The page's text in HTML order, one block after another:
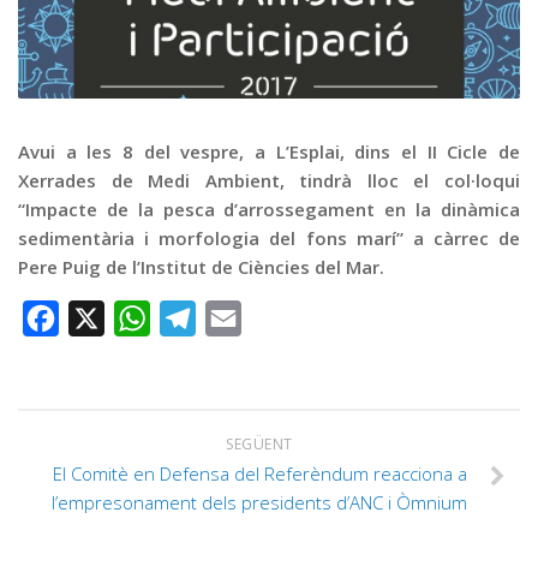
Publicitat
Contacte
Avui a les 8 del vespre, a L’Esplai, dins el II Cicle de
Xerrades de Medi Ambient, tindrà lloc el col·loqui
“Impacte de la pesca d’arrossegament en la dinàmica
sedimentària i morfologia del fons marí” a càrrec de
Pere Puig de l’Institut de Ciències del Mar.
Facebook WhatsAppTelegram
SEGÜENT
El Comitè en Defensa del Referèndum reacciona a
l’empresonament dels presidents d’ANC i Òmnium